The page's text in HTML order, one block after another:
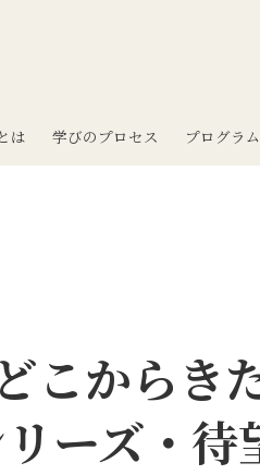
は 学びのプロセス プログラム
こからき
ーズ・待